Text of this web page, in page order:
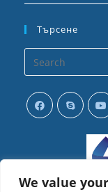
We value
Търсене
your
application